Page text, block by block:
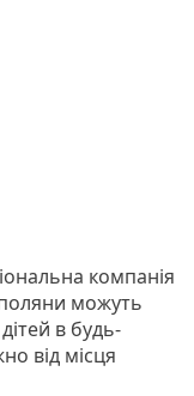
компанія
можуть
в будь-
від місця